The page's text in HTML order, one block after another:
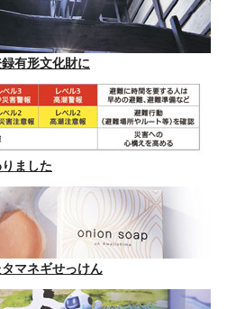
有形文化財に
ました
マネギせっけん